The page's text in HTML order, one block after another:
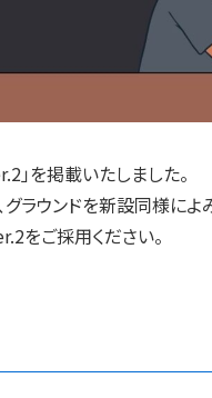
」を掲載いたしました。
ラウンドを新設同様によ
をご採用ください。